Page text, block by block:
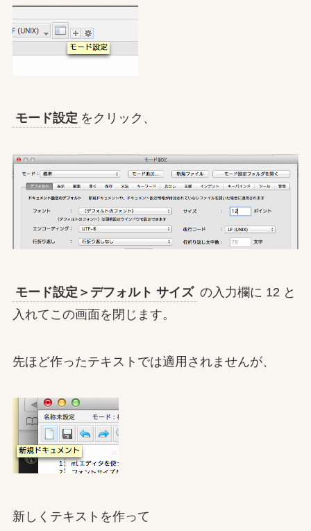
モード設定 をクリック、
モード設定＞デフォルト サイズ の入力欄に 12 と
入れてこの画面を閉じます。
先ほど作ったテキストでは適用されませんが、
新しくテキストを作って